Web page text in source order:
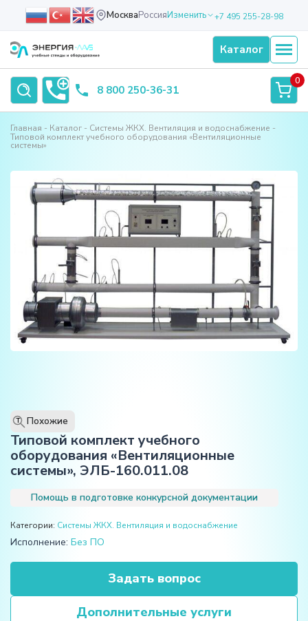
МоскваРоссияИзменить +7 495 255-28-98
Каталог
8 800 250-36-31
0
Главная Каталог
Системы ЖКХ. Вентиляция и водоснабжение
Типовой комплект учебного оборудования «Вентиляционные
системы»
T Похожие
Типовой комплект учебного
оборудования «Вентиляционные
системы», ЭЛБ-160.011.08
Помощь в подготовке конкурсной документации
Категории: Системы ЖКХ. Вентиляция и водоснабжение
Исполнение: Без ПО
Задать вопрос
Дополнительные услуги